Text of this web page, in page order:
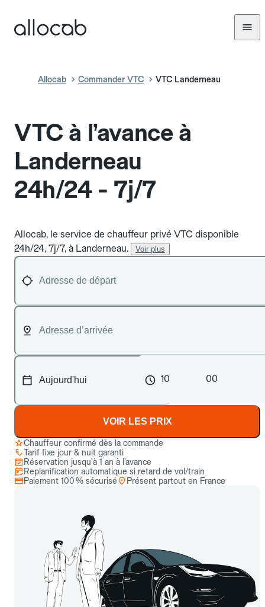
Allocab Commander VTC VTC Landerneau
VTC à l’avance à
Landerneau
24h/24 - 7j/7
Allocab, le service de chauffeur privé VTC disponible
24h/24, 7j/7, à Landerneau.
Voir plus
10 00
VOIR LES PRIX
Chauffeur confirmé dès la commande
Tarif fixe jour & nuit garanti
Réservation jusqu’à 1 an à l’avance
Replanification automatique si retard de vol/train
Paiement 100 % sécurisé
Présent partout en France